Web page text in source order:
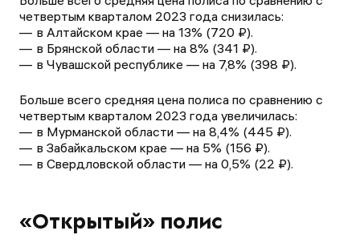
четвертым кварталом 2023 года снизилась:
в Алтайском крае — на 13% (720 ₽).
в Брянской области — на 8% (341 ₽).
в Чувашской республике — на 7,8% (398 ₽).
Больше всего средняя цена полиса по сравнению с
четвертым кварталом 2023 года увеличилась:
в Мурманской области — на 8,4% (445 ₽).
в Забайкальском крае — на 5% (156 ₽).
в Свердловской области — на 0,5% (22 ₽).
«Открытый» полис